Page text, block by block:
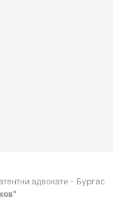
адвокати - Бургас